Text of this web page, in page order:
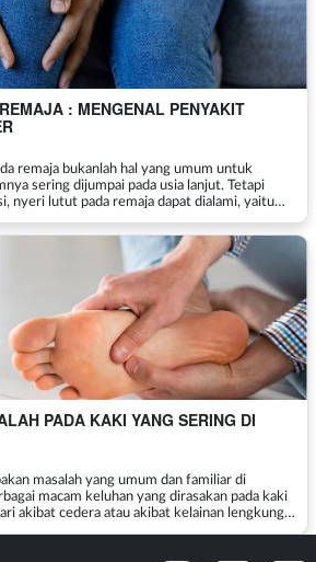
: MENGENAL PENYAKIT
remaja bukanlah hal yang umum untuk
sering dijumpai pada usia lanjut. Tetapi
nyeri lutut pada remaja dapat dialami, yaitu
PADA KAKI YANG SERING DI
masalah yang umum dan familiar di
akibat cedera atau akibat kelainan lengkung